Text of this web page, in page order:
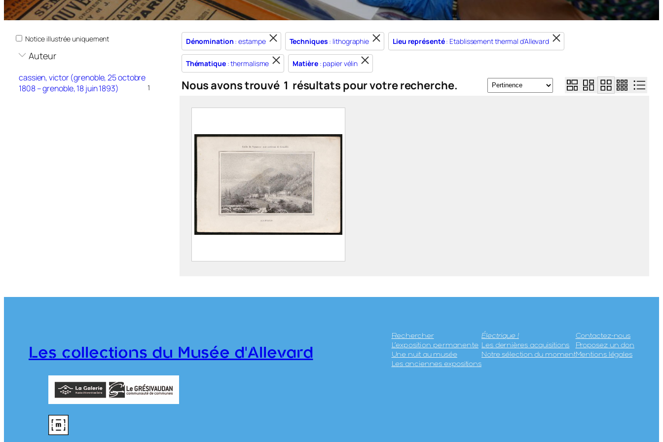
Notice illustrée uniquement
Auteur
cassien, victor (grenoble, 25 octobre
1808 – grenoble, 18 juin 1893)
1
Dénomination : estampe Techniques : lithographie Lieu représenté: Etablissement thermal d'Allevard
Thématique: thermalisme Matière: papier vélin
Nous avons trouvé 1 résultats pour votre recherche.
Guide du voyageur aux
Allevard.
976.1.12
Les collections du Musée d'Allevard
Rechercher
L’exposition permanente
Une nuit au musée
Les anciennes expositions
Électrique !
Les dernières acquisitions
Notre sélection du moment
Contactez-nous
Proposez un don
Mentions légales